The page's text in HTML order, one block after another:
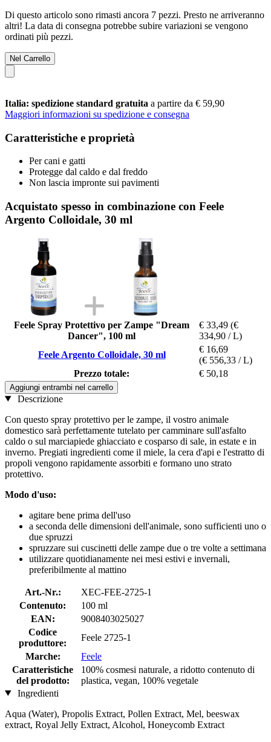
Di questo articolo sono rimasti ancora 7 pezzi. Presto ne arriveranno
altri! La data di consegna potrebbe subire variazioni se vengono
ordinati più pezzi.
Nel Carrello
Italia: spedizione standard gratuita a partire da € 59,90
Maggiori informazioni su spedizione e consegna
Caratteristiche e proprietà
Per cani e gatti
Protegge dal caldo e dal freddo
Non lascia impronte sui pavimenti
Acquistato spesso in combinazione con Feele
Argento Colloidale, 30 ml
Feele Spray Protettivo per Zampe "Dream
Dancer", 100 ml
€ 33,49 (€
334,90 / L)
Feele Argento Colloidale, 30 ml
€ 16,69
(€ 556,33 / L)
Prezzo totale:
€ 50,18
Aggiungi entrambi nel carrello
Descrizione
Con questo spray protettivo per le zampe, il vostro animale
domestico sarà perfettamente tutelato per camminare sull'asfalto
caldo o sul marciapiede ghiacciato e cosparso di sale, in estate e in
inverno. Pregiati ingredienti come il miele, la cera d'api e l'estratto di
propoli vengono rapidamente assorbiti e formano uno strato
protettivo.
Modo d'uso:
agitare bene prima dell'uso
a seconda delle dimensioni dell'animale, sono sufficienti uno o
due spruzzi
spruzzare sui cuscinetti delle zampe due o tre volte a settimana
utilizzare quotidianamente nei mesi estivi e invernali,
preferibilmente al mattino
Art.-Nr.:
XEC-FEE-2725-1
Contenuto:
100 ml
EAN:
9008403025027
Codice
produttore:
Feele 2725-1
Marche:
Feele
Caratteristiche
del prodotto:
100% cosmesi naturale, a ridotto contenuto di
plastica, vegan, 100% vegetale
Ingredienti
Aqua (Water), Propolis Extract, Pollen Extract, Mel, beeswax
extract, Royal Jelly Extract, Alcohol, Honeycomb Extract